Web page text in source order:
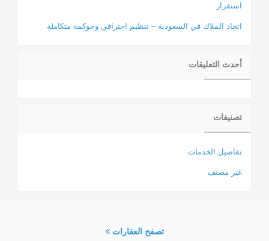
استقرار
اتحاد الملاك في السعودية – تنظيم احترافي وحوكمة متكاملة
أحدث التعليقات
تصنيفات
تفاصيل الخدمات
غير مصنف
تصفح العقارات